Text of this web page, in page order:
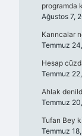
programda
Ağustos 7,
Karıncalar
Temmuz
Hesap
Temmuz
Ahlak
Temmuz
Tufan Bey
Temmuz